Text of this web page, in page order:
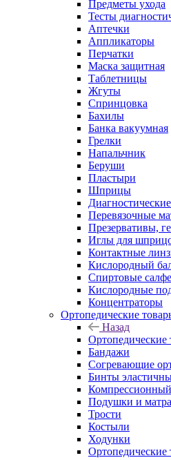
Предметы ухода
Тесты
Аптечки
Аппликаторы
Перчатки
Маска защитная
Таблетницы
Жгуты
Спринцовка
Бахилы
Банка вакуумная
Грелки
Напальчник
Беруши
Пластыри
Шприцы
Перевязочные
Презервативы,
Иглы для
Контактные
Кислородный
Спиртовые
Кислородные
Концентраторы
Ортопедические
Назад
Ортопедические
Бандажи
Согревающие
Бинты
Подушки и
Трости
Костыли
Ходунки
Ортопедические